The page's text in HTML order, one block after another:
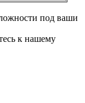
под ваши
к нашему